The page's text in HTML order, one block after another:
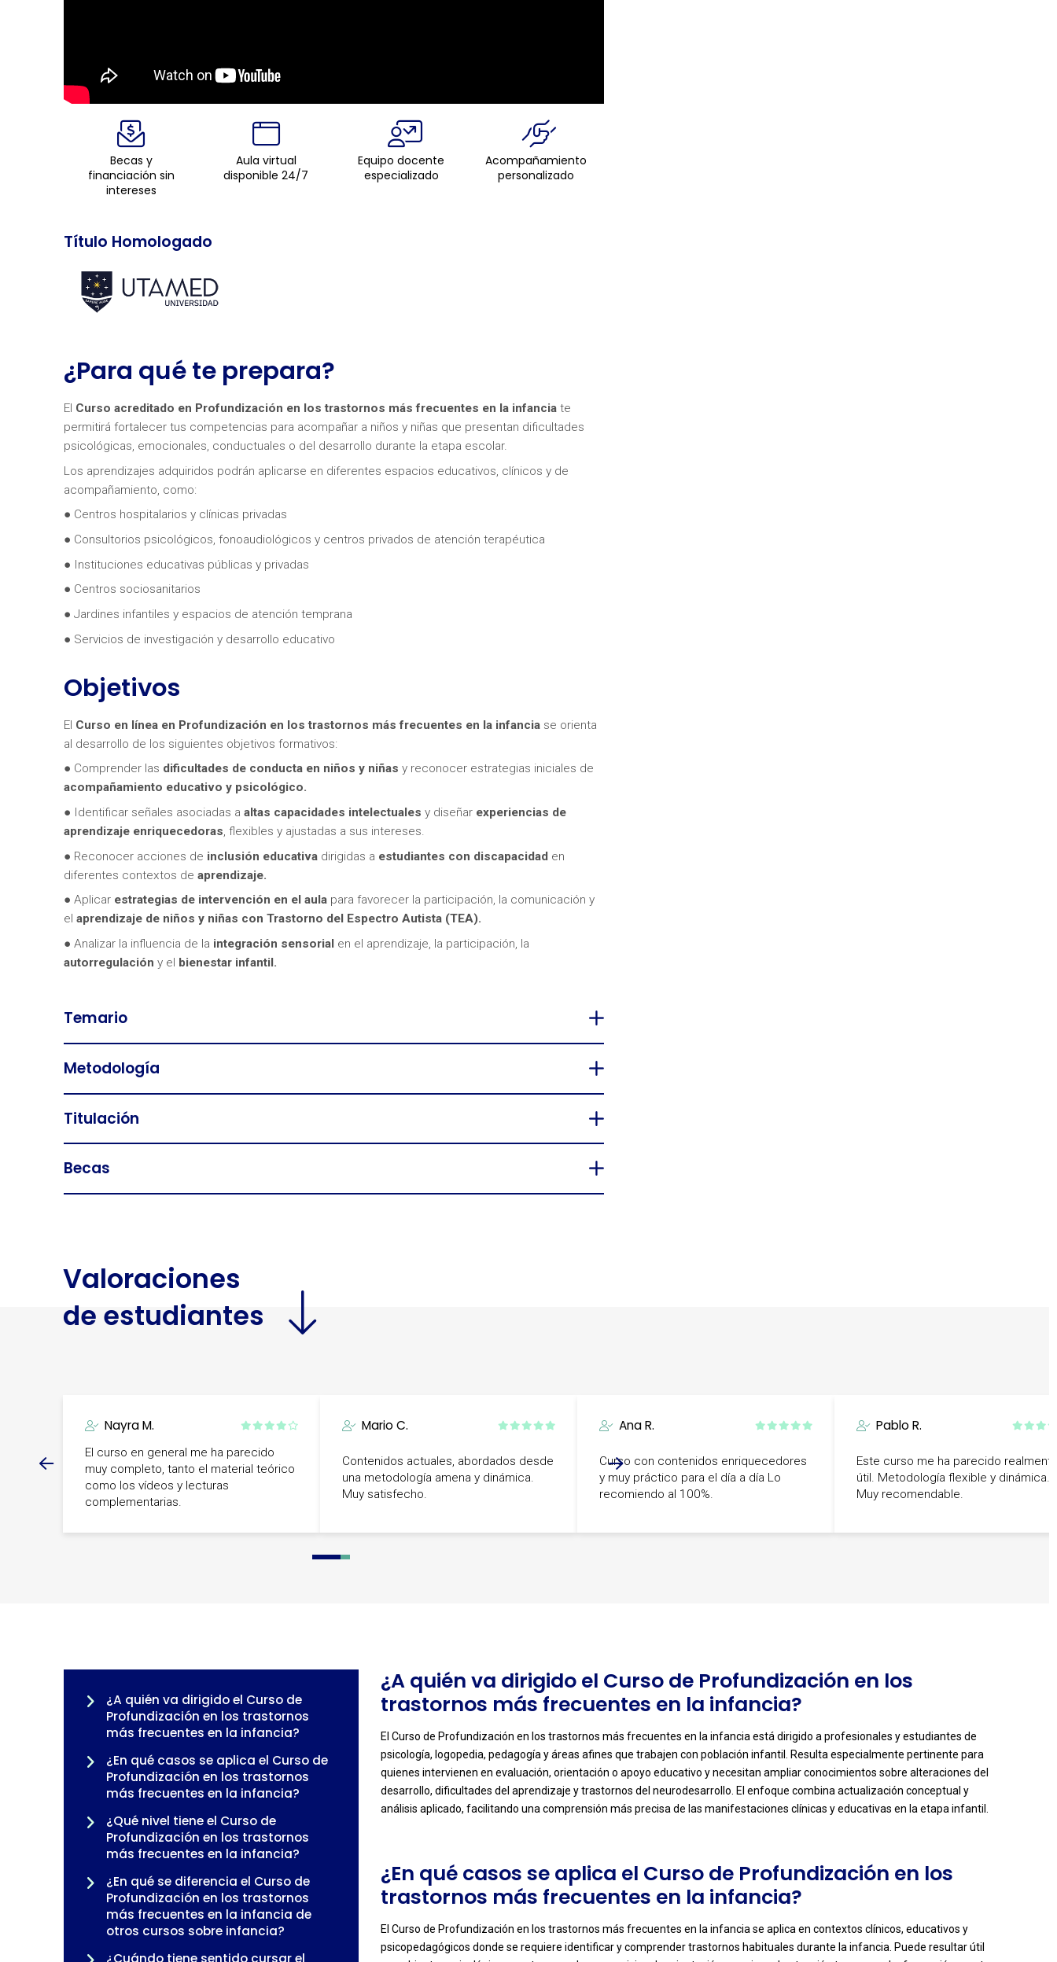
Becas y
financiación sin
intereses
Aula virtual
disponible 24/7
Equipo docente
especializado
Acompañamiento
personalizado
Título Homologado
¿Para qué te prepara?
El Curso acreditado en Profundización en los trastornos más frecuentes en la infanciate
permitirá fortalecer tus competencias para acompañar a niños y niñas que presentan dificultades
psicológicas, emocionales, conductuales o del desarrollo durante la etapa escolar.
Los aprendizajes adquiridos podrán aplicarse en diferentes espacios educativos, clínicos y de
acompañamiento, como:
● Centros hospitalarios y clínicas privadas
● Consultorios psicológicos, fonoaudiológicos y centros privados de atención terapéutica
● Instituciones educativas públicas y privadas
● Centros sociosanitarios
● Jardines infantiles y espacios de atención temprana
● Servicios de investigación y desarrollo educativo
Objetivos
El Curso en línea en Profundización en los trastornos más frecuentes en la infanciase orienta
al desarrollo de los siguientes objetivos formativos:
● Comprender las dificultades de conducta en niños y niñas y reconocer estrategias iniciales de
acompañamiento educativo y psicológico.
● Identificar señales asociadas a altas capacidades intelectuales y diseñar experiencias de
aprendizaje enriquecedoras, flexibles y ajustadas a sus intereses.
● Reconocer acciones de inclusión educativadirigidas a estudiantes con discapacidaden
diferentes contextos de aprendizaje.
● Aplicar estrategias de intervención en el aula para favorecer la participación, la comunicación y
el aprendizaje de niños y niñas con Trastorno del Espectro Autista (TEA).
● Analizar la influencia de la integración sensorialen el aprendizaje, la participación, la
autorregulación y el bienestar infantil.
Temario
Metodología
Titulación
Becas
Valoraciones
de estudiantes
Nayra M.
El curso en general me ha parecido
muy completo, tanto el material teórico
como los vídeos y lecturas
complementarias.
Mario C.
Contenidos actuales, abordados desde
una metodología amena y dinámica.
Muy satisfecho.
Ana R.
Curso con contenidos enriquecedores
y muy práctico para el día a día Lo
recomiendo al 100%.
Pablo R.
Este curso me ha parecido
útil. Metodología flexible y dinámica.
Muy recomendable.
0 1
¿A quién va dirigido el Curso de
Profundización en los trastornos
más frecuentes en la infancia?
¿En qué casos se aplica el Curso de
Profundización en los trastornos
más frecuentes en la infancia?
¿Qué nivel tiene el Curso de
Profundización en los trastornos
más frecuentes en la infancia?
¿En qué se diferencia el Curso de
Profundización en los trastornos
más frecuentes en la infancia de
otros cursos sobre infancia?
¿Cuándo tiene sentido cursar el
¿A quién va dirigido el Curso de Profundización en los
trastornos más frecuentes en la infancia?
El Curso de Profundización en los trastornos más frecuentes en la infancia está dirigido a profesionales y estudiantes de
psicología, logopedia, pedagogía y áreas afines que trabajen con población infantil. Resulta especialmente pertinente para
quienes intervienen en evaluación, orientación o apoyo educativo y necesitan ampliar conocimientos sobre alteraciones del
desarrollo, dificultades del aprendizaje y trastornos del neurodesarrollo. El enfoque combina actualización conceptual y
análisis aplicado, facilitando una comprensión más precisa de las manifestaciones clínicas y educativas en la etapa infantil.
-
¿En qué casos se aplica el Curso de Profundización en los
trastornos más frecuentes en la infancia?
El Curso de Profundización en los trastornos más frecuentes en la infancia se aplica en contextos clínicos, educativos y
psicopedagógicos donde se requiere identificar y comprender trastornos habituales durante la infancia. Puede resultar útil
-